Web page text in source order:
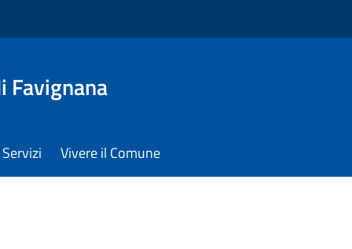
Favignana
Servizi Vivere il Comune